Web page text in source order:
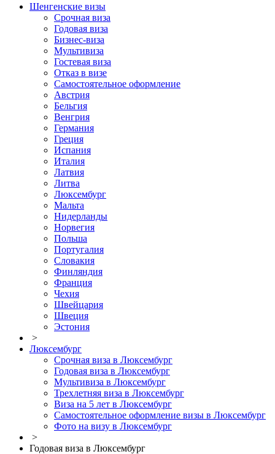
Шенгенские визы
Срочная виза
Годовая виза
Бизнес-виза
Мультивиза
Гостевая виза
Отказ в визе
Самостоятельное оформление
Австрия
Бельгия
Венгрия
Германия
Греция
Испания
Италия
Латвия
Литва
Люксембург
Мальта
Нидерланды
Норвегия
Польша
Португалия
Словакия
Финляндия
Франция
Чехия
Швейцария
Швеция
Эстония
>
Люксембург
Срочная виза в Люксембург
Годовая виза в Люксембург
Мультивиза в Люксембург
Трехлетняя виза в Люксембург
Виза на 5 лет в Люксембург
Самостоятельное оформление визы в Люксембург
Фото на визу в Люксембург
>
Годовая виза в Люксембург